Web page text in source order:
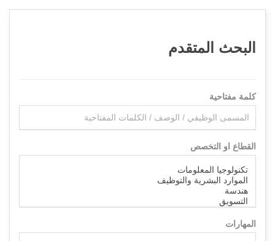
البحث المتقدم
كلمة مفتاحية
القطاع او التخصص
المهارات